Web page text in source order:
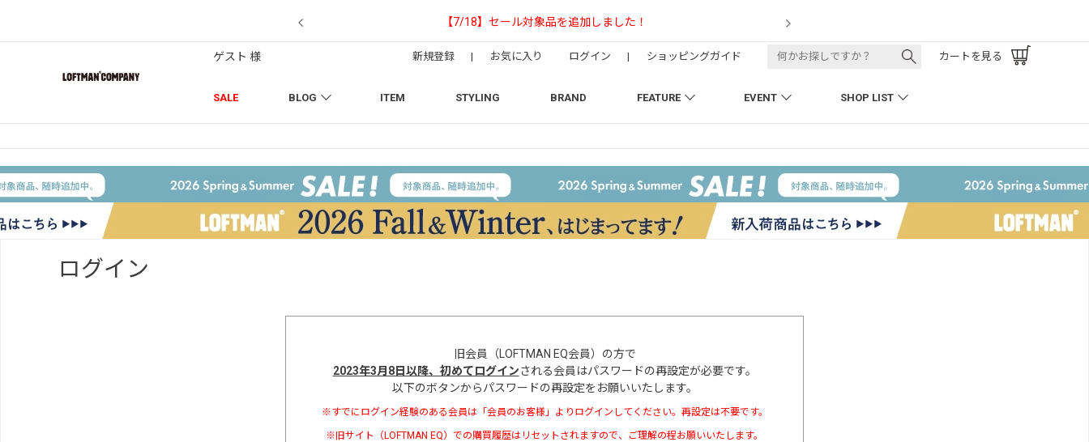
【7/18】セール対象品を追加しました！ 【NEEDLESの別注】50周年 H.D. Track Pant
SALE BLOG ITEM STYLING BRAND FEATURE EVENT SHOP LIST
ゲスト 様 新規登録 | お気に入り ログイン | ショッピングガイド カートを見る
ログイン
旧会員（LOFTMAN EQ会員）の方で
2023年3月8日以降、初めてログインされる会員はパスワードの再設定が必要です。
以下のボタンからパスワードの再設定をお願いいたします。
※すでにログイン経験のある会員は「会員のお客様」よりログインしてください。再設定は不要です。
※旧サイト（LOFTMAN EQ）での購買履歴はリセットされますので、ご理解の程お願いいたします。